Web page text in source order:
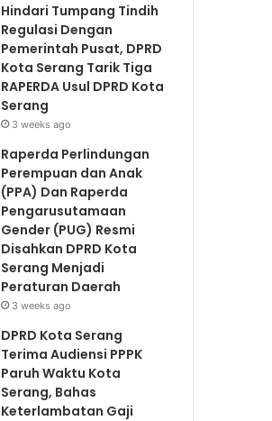
Hindari Tumpang Tindih
Regulasi Dengan
Pemerintah Pusat, DPRD
Kota Serang Tarik Tiga
RAPERDA Usul DPRD Kota
Serang
3 weeks ago
Raperda Perlindungan
Perempuan dan Anak
(PPA) Dan Raperda
Pengarusutamaan
Gender (PUG) Resmi
Disahkan DPRD Kota
Serang Menjadi
Peraturan Daerah
3 weeks ago
DPRD Kota Serang
Terima Audiensi PPPK
Paruh Waktu Kota
Serang, Bahas
Keterlambatan Gaji